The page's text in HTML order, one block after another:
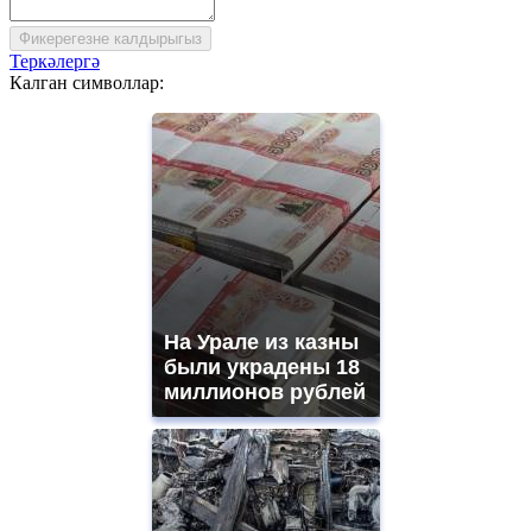
Фикерегезне калдырыгыз
Теркәлергә
Калган символлар:
На Урале из казны
были украдены 18
миллионов рублей